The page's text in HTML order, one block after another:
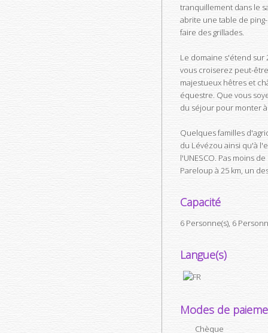
tranquillement dans le
abrite une table de
faire des grillades.
Le domaine s'étend sur
vous croiserez peut-
majestueux hêtres et
équestre. Que vous
du séjour pour monter
Quelques familles
du Lévézou ainsi qu'à
l'UNESCO. Pas moins
Pareloup à 25 km, un
Capacité
6 Personne(s), 6
Langue(s)
Modes de
Chèque